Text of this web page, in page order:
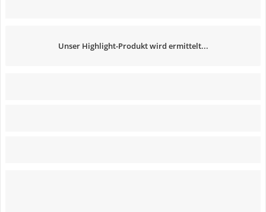
Unser Highlight-Produkt wird ermittelt...